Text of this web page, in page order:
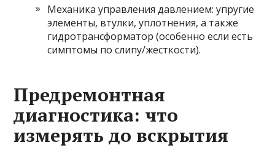
Механика управления давлением: упругие
элементы, втулки, уплотнения, а также
гидротрансформатор (особенно если есть
симптомы по слипу/жесткости).
Предремонтная
диагностика: что
измерять до вскрытия